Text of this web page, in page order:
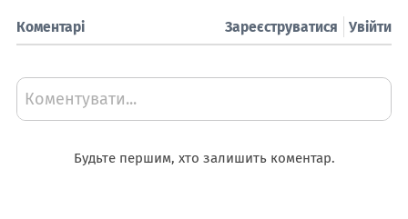
Коментарі Увійти
Зареєструватися
Коментувати...
Будьте першим, хто залишить коментар.